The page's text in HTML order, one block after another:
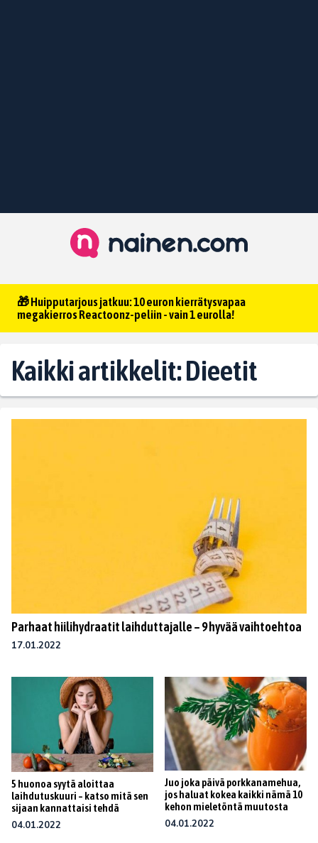
🎁 Huipputarjous jatkuu: 10 euron kierrätysvapaa
megakierros Reactoonz-peliin - vain 1 eurolla!
Kaikki artikkelit: Dieetit
Parhaat hiilihydraatit laihduttajalle – 9 hyvää vaihtoehtoa
17.01.2022
5 huonoa syytä aloittaa
laihdutuskuuri – katso mitä sen
sijaan kannattaisi tehdä
04.01.2022
Juo joka päivä porkkanamehua,
jos haluat kokea kaikki nämä 10
kehon mieletöntä muutosta
04.01.2022